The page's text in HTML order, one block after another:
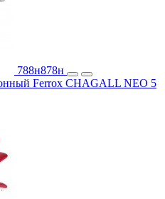
788н878н
Ferrox CHAGALL NEO 5